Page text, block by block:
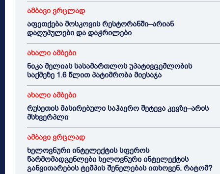
ამბავი ვრცლად
აფეთქება მოსკოვის რესტორანში–არიან
დაღუპულები და დაჭრილები
ახალი ამბები
ნიკა მელიას სასამართლოს უპატივცემლობის
საქმეზე 1.6 წლით პატიმრობა მიესაჯა
ახალი ამბები
რუსეთის მასირებული საჰაერო შეტევა კევზე–არის
მსხვერპლი
ამბავი ვრცლად
ხელოვნური ინტელექტის სფეროს
წარმომადგენლები ხელოვნური ინტელექტის
განვითარების ტემპის შენელებას ითხოვენ. რატომ?